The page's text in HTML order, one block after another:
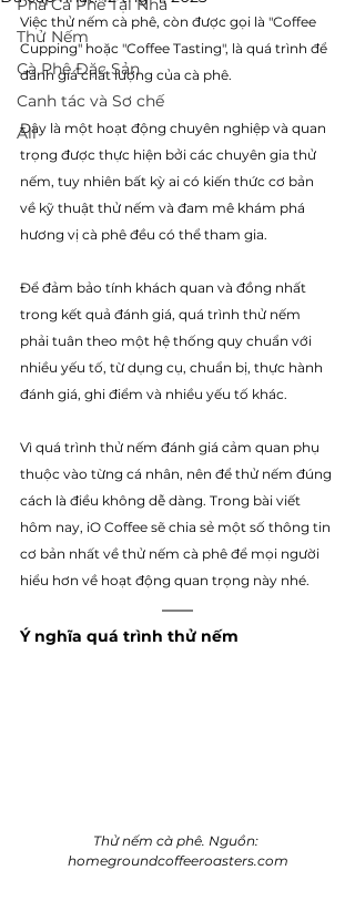
Pha Cà Phê Tại Nhà
Thử Nếm
Cà Phê Đặc Sản
Canh tác và Sơ chế
All
Việc thử nếm cà phê, còn được gọi là "Coffee
Cupping" hoặc "Coffee Tasting", là quá trình để
đánh giá chất lượng của cà phê.
Đây là một hoạt động chuyên nghiệp và quan
trọng được thực hiện bởi các chuyên gia thử
nếm, tuy nhiên bất kỳ ai có kiến thức cơ bản
về kỹ thuật thử nếm và đam mê khám phá
hương vị cà phê đều có thể tham gia.
Để đảm bảo tính khách quan và đồng nhất
trong kết quả đánh giá, quá trình thử nếm
phải tuân theo một hệ thống quy chuẩn với
nhiều yếu tố, từ dụng cụ, chuẩn bị, thực hành
đánh giá, ghi điểm và nhiều yếu tố khác.
Vì quá trình thử nếm đánh giá cảm quan phụ
thuộc vào từng cá nhân, nên để thử nếm đúng
cách là điều không dễ dàng. Trong bài viết
hôm nay, iO Coffee sẽ chia sẻ một số thông tin
cơ bản nhất về thử nếm cà phê để mọi người
hiểu hơn về hoạt động quan trọng này nhé.
Ý nghĩa quá trình thử nếm
Thử nếm cà phê. Nguồn:
homegroundcoffeeroasters.com